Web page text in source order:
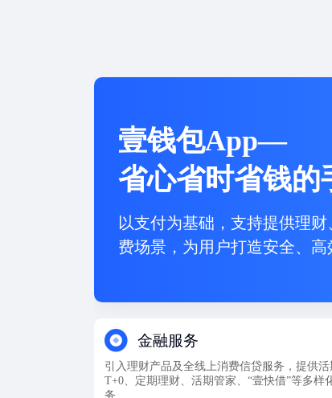
壹钱包App—
省心省时省钱的
以支付为基础，支持提供理
费场景，为用户打造安全、高
金融服务
引入理财产品及全线上消费信贷服务，提供活
T+0、定期理财、活期管家、“壹快借”等多样
务